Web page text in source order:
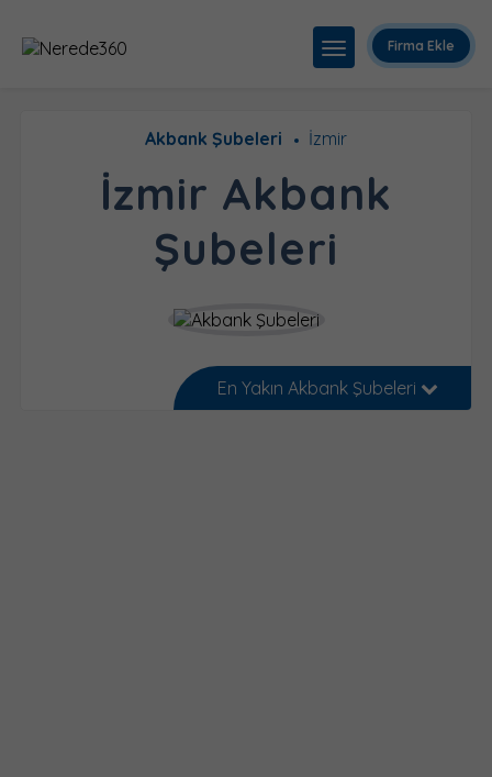
Firma Ekle
Akbank Şubeleri İzmir
İzmir Akbank
Şubeleri
En Yakın Akbank Şubeleri